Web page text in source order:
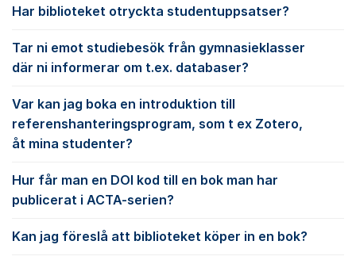
Har biblioteket otryckta studentuppsatser?
Tar ni emot studiebesök från gymnasieklasser
där ni informerar om t.ex. databaser?
Var kan jag boka en introduktion till
referenshanteringsprogram, som t ex Zotero,
åt mina studenter?
Hur får man en DOI kod till en bok man har
publicerat i ACTA-serien?
Kan jag föreslå att biblioteket köper in en bok?